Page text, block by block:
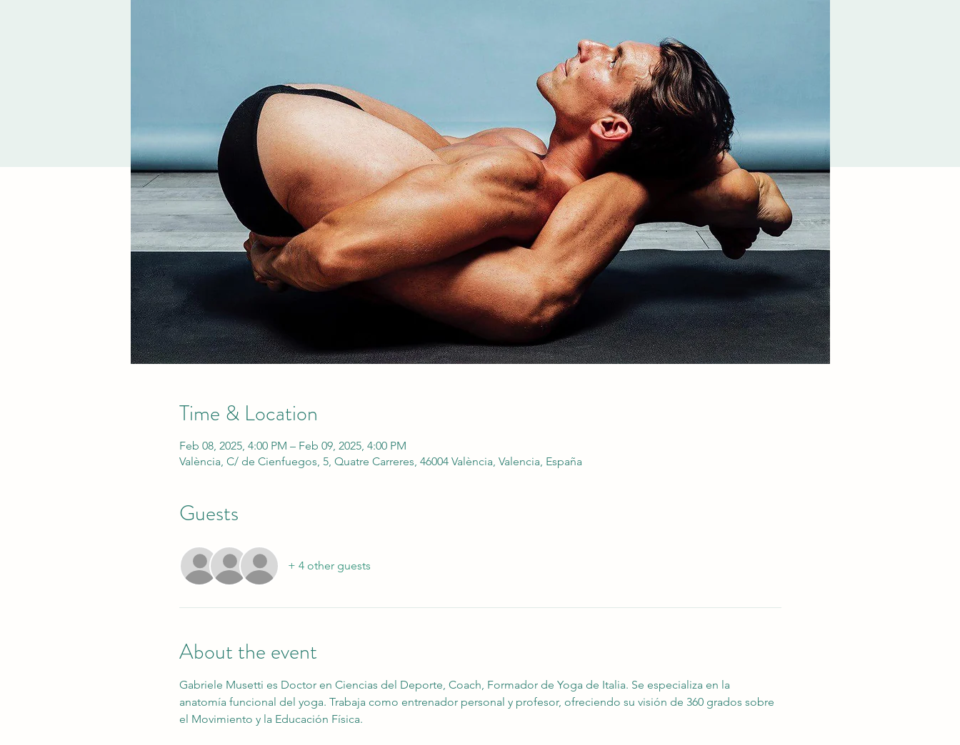
Time & Location
Feb 08, 2025, 4:00 PM – Feb 09, 2025, 4:00 PM
València, C/ de Cienfuegos, 5, Quatre Carreres, 46004 València, Valencia, España
Guests
+ 4 other guests
About the event
Gabriele Musetti es Doctor en Ciencias del Deporte, Coach, Formador de Yoga de Italia. Se especializa en la
anatomía funcional del yoga. Trabaja como entrenador personal y profesor, ofreciendo su visión de 360 ​​grados sobre
el Movimiento y la Educación Física.